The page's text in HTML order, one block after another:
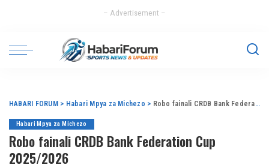
– Advertisement –
HABARI FORUM > Habari Mpya za Michezo > Robo fainali CRDB Bank Federation Cup 2025/2026
Habari Mpya za Michezo
Robo fainali CRDB Bank Federation Cup
2025/2026